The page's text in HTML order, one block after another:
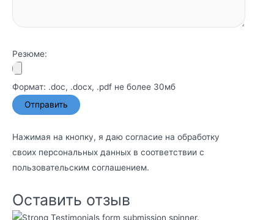
Резюме:
Формат: .doc, .docx, .pdf не более 30мб
Нажимая на кнопку, я даю согласие на обработку
своих персональных данных в соответствии с
пользовательским соглашением.
Оставить отзыв